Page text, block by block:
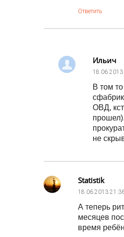
Ответить
Ильич
18.06.2013
В том
ОВД,
не
Statistik
18.06.2013
А теперь
месяцев
время